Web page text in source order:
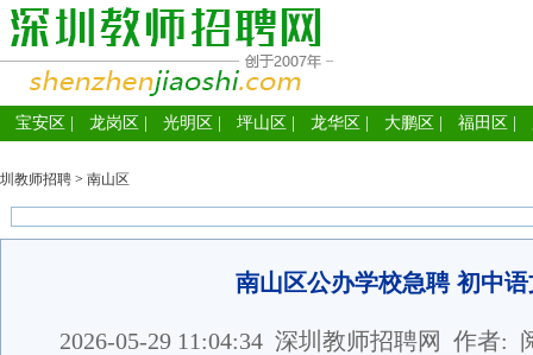
宝安区 龙岗区 光明区 坪山区 龙华区 大鹏区 福田区
圳教师招聘 > 南山区
南山区公办学校急聘 初中语
2026-05-29 11:04:34 深圳教师招聘网 作者: